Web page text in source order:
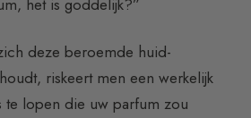
het is goddelijk?”
deze beroemde huid-
riskeert men een werkelijk
te lopen die uw parfum zou